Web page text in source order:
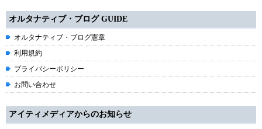
オルタナティブ・ブログ GUIDE
オルタナティブ・ブログ憲章
利用規約
プライバシーポリシー
お問い合わせ
アイティメディアからのお知らせ